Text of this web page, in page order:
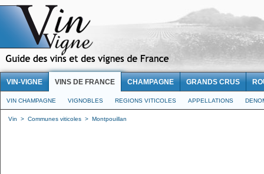
VIN-VIGNE VINS DE FRANCE CHAMPAGNE GRANDS CRUS
VIN CHAMPAGNE VIGNOBLES REGIONS VITICOLES APPELLATIONS
Vin > Communes viticoles > Montpouillan